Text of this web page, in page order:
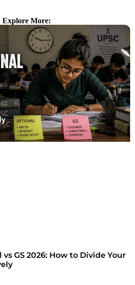
Explore More:
GS 2026: How to Divide Your